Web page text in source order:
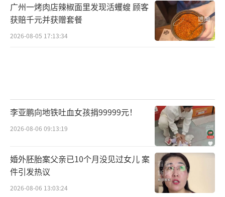
广州一烤肉店辣椒面里发现活蠼螋 顾客
获赔千元并获赠套餐
2026-08-05 17:13:34
李亚鹏向地铁吐血女孩捐99999元！
2026-08-06 09:13:19
婚外胚胎案父亲已10个月没见过女儿 案
件引发热议
2026-08-06 13:03:24